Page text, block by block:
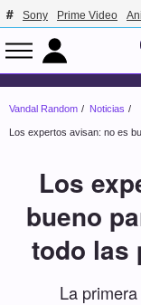
Sony Prime Video
Vandal Random Noticias
Los expertos avisan: no es
Los
bueno
todo las
La